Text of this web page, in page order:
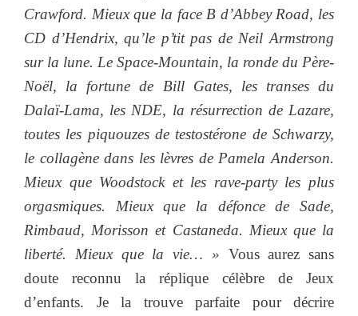
Crawford. Mieux que la face B d’Abbey Road, les
CD d’Hendrix, qu’le p’tit pas de Neil Armstrong
sur la lune. Le Space-Mountain, la ronde du Père-
Noël, la fortune de Bill Gates, les transes du
Dalaï-Lama, les NDE, la résurrection de Lazare,
toutes les piquouzes de testostérone de Schwarzy,
le collagène dans les lèvres de Pamela Anderson.
Mieux que Woodstock et les rave-party les plus
orgasmiques. Mieux que la défonce de Sade,
Rimbaud, Morisson et Castaneda. Mieux que la
liberté. Mieux que la vie… » Vous aurez sans
doute reconnu la réplique célèbre de Jeux
d’enfants. Je la trouve parfaite pour décrire